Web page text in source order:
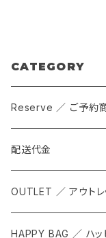
CATEGORY
Reserve ／ ご予約
配送代金
OUTLET ／ アウトレ
HAPPY BAG ／ ハッ